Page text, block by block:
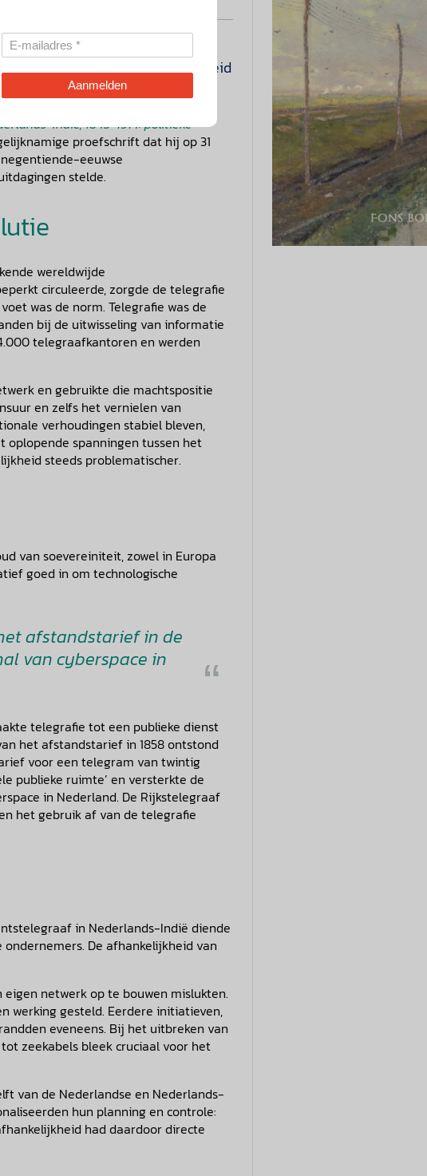
grip heeft op zijn digitale
voelen dagelijks de onzekerheid
en afhankelijkheid niet nieuw.
Indië, 1845-1914: politieke
proefschrift dat hij op 31
eeuwse
stelde.
wereldwijde
circuleerde, zorgde de telegrafie
was de norm. Telegrafie was de
bij de uitwisseling van informatie
telegraafkantoren en werden
en gebruikte die machtspositie
en zelfs het vernielen van
verhoudingen stabiel bleven,
oplopende spanningen tussen het
steeds problematischer.
van soevereiniteit, zowel in Europa
goed in om technologische
afstandstarief in de
van cyberspace in
telegrafie tot een publieke dienst
het afstandstarief in 1858 ontstond
voor een telegram van twintig
publieke ruimte’ en versterkte de
in Nederland. De Rijkstelegraaf
het gebruik af van de telegrafie
in Nederlands-Indië diende
De afhankelijkheid van
netwerk op te bouwen mislukten.
werking gesteld. Eerdere initiatieven,
eveneens. Bij het uitbreken van
zeekabels bleek cruciaal voor het
van de Nederlandse en Nederlands-
hun planning en controle:
had daardoor directe
Aanmelden